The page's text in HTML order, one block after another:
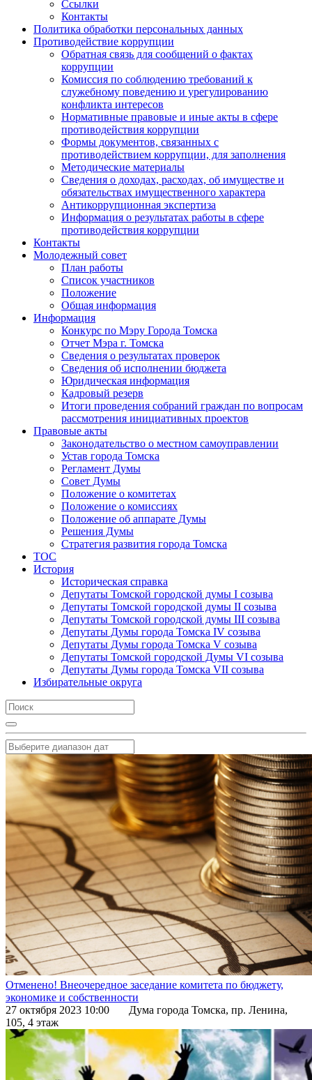
Ссылки
Контакты
Политика обработки персональных данных
Прoтивoдeйствие кoрpупции
Обратная связь для сообщений о фактах
коррупции
Комиссия по соблюдению требований к
служебному поведению и урегулированию
конфликта интересов
Нормативные правовые и иные акты в сфере
противодействия коррупции
Формы документов, связанных с
противодействием коррупции, для заполнения
Методические материалы
Сведения о доходах, расходах, об имуществе и
обязательствах имущественного характера
Антикоррупционная экспертиза
Информация о результатах работы в сфере
противодействия коррупции
Контакты
Молодежный совет
План работы
Список участников
Положение
Общая информация
Информация
Конкурс по Мэру Города Томска
Отчет Мэра г. Томска
Сведения о результатах проверок
Сведения об исполнении бюджета
Юридическая информация
Кадровый резерв
Итоги проведения собраний граждан по вопросам
рассмотрения инициативных проектов
Правовые акты
Законодательство о местном самоуправлении
Устав города Томска
Регламент Думы
Совет Думы
Положение о комитетах
Положение о комиссиях
Положение об аппарате Думы
Решения Думы
Стратегия развития города Томска
ТОС
История
Историческая справка
Депутаты Томской городской думы I созыва
Депутаты Томской городской думы II созыва
Депутаты Томской городской думы III созыва
Депутаты Думы города Томска IV созыва
Депутаты Думы города Томска V созыва
Депутаты Томской городской Думы VI созыва
Депутаты Думы города Томска VII созыва
Избирательные округа
Отменено! Внеочередное заседание комитета по бюджету,
экономике и собственности
27 октября 2023 10:00 Дума города Томска, пр. Ленина,
105, 4 этаж